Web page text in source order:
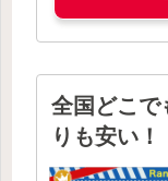
全国どこで
りも安い！